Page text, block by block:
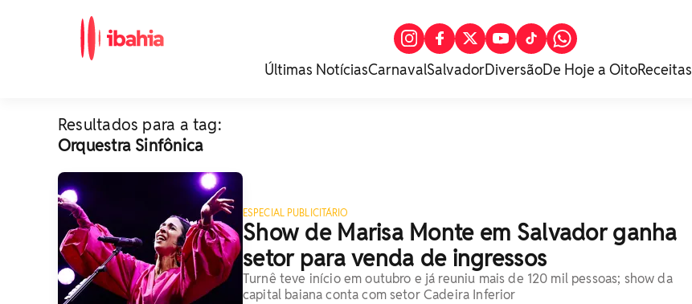
Últimas NotíciasCarnavalSalvadorDiversãoDe Hoje a OitoReceitas
Resultados para a tag:
Orquestra Sinfônica
ESPECIAL PUBLICITÁRIO
Show de Marisa Monte em Salvador ganha
setor para venda de ingressos
Turnê teve início em outubro e já reuniu mais de 120 mil pessoas; show da
capital baiana conta com setor Cadeira Inferior